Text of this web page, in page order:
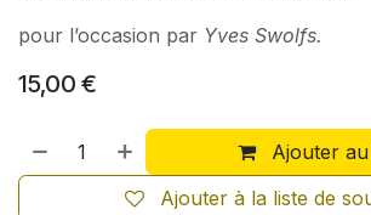
pour l’occasion par Yves Swolfs.
15,00 €
Ajouter
Ajouter à la liste de